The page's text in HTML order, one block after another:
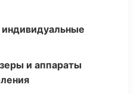
и аппараты